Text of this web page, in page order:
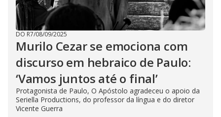
DO R7/08/09/2025
Murilo Cezar se emociona com
discurso em hebraico de Paulo:
‘Vamos juntos até o final’
Protagonista de Paulo, O Apóstolo agradeceu o apoio da
Seriella Productions, do professor da língua e do diretor
Vicente Guerra